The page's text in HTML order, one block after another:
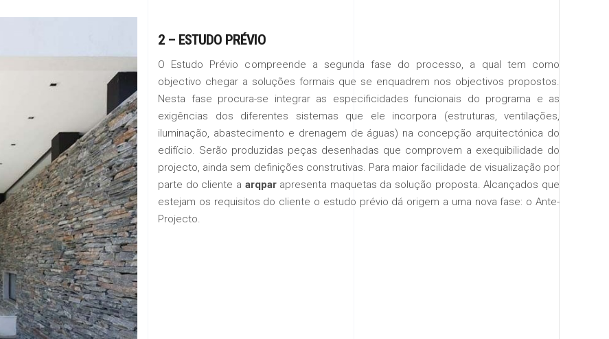
2 – ESTUDO PRÉVIO
O Estudo Prévio compreende a segunda fase do processo, a qual tem como
objectivo chegar a soluções formais que se enquadrem nos objectivos propostos.
Nesta fase procura-se integrar as especificidades funcionais do programa e as
exigências dos diferentes sistemas que ele incorpora (estruturas, ventilações,
iluminação, abastecimento e drenagem de águas) na concepção arquitectónica do
edifício. Serão produzidas peças desenhadas que comprovem a exequibilidade do
projecto, ainda sem definições construtivas. Para maior facilidade de visualização por
parte do cliente a arqparapresenta maquetas da solução proposta. Alcançados que
estejam os requisitos do cliente o estudo prévio dá origem a uma nova fase: o Ante-
Projecto.